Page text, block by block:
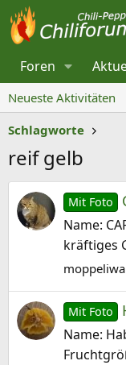
Foren
Neueste Aktivitäten
Schlagworte
reif gelb
Mit Foto
Name:
kräftiges
Mit Foto
Name: